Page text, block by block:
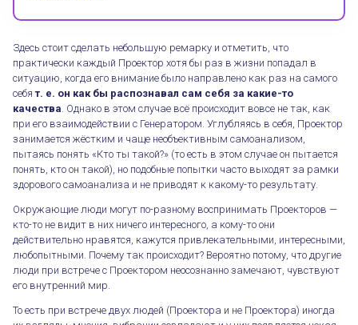
Здесь стоит сделать небольшую ремарку и отметить, что
практически каждый Проектор хотя бы раз в жизни попадал в
ситуацию, когда его внимание было направлено как раз на самого
себят. е. он как бы распознавал сам себя за какие-то
качества . Однако в этом случае всё происходит вовсе не так, как
при его взаимодействии с Генератором. Углубляясь в себя, Проектор
занимается жёстким и чаще необъективным самоанализом,
пытаясь понять «Кто ты такой?» (то есть в этом случае он пытается
понять, кто он такой), но подобные попытки часто выходят за рамки
здорового самоанализа и не приводят к какому-то результату.
Окружающие люди могут по-разному воспринимать Проекторов —
кто-то не видит в них ничего интересного, а кому-то они
действительно нравятся, кажутся привлекательными, интересными,
любопытными. Почему так происходит? Вероятно потому, что другие
люди при встрече с Проектором неосознанно замечают, чувствуют
его внутренний мир.
То есть при встрече двух людей (Проектора и не Проектора) иногда